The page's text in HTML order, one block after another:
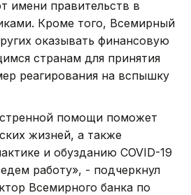
имени правительств в
Кроме того, Всемирный
оказывать финансовую
странам для принятия
реагирования на вспышку
помощи поможет
жизней, а также
и обузданию COVID-19
работу», - подчеркнул
Всемирного банка по